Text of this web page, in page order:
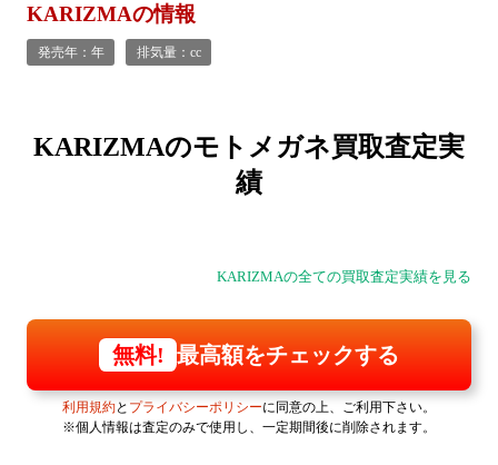
KARIZMAの情報
発売年：年 排気量：cc
KARIZMAのモトメガネ買取査定実
績
KARIZMAの全ての買取査定実績を見る
無料! 最高額をチェックする
利用規約と プライバシーポリシーに同意の上、ご利用下さい。
※個人情報は査定のみで使用し、一定期間後に削除されます。